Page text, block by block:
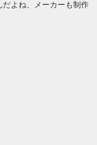
よね、メーカーも制作